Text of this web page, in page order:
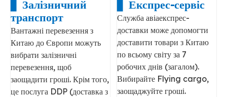
▋ Залізничний
транспорт
Вантажні перевезення з
Китаю до Європи можуть
вибрати залізничні
перевезення, щоб
заощадити гроші. Крім того,
це послуга DDP (доставка з
▋ Експрес-сервіс
Служба авіаекспрес-
доставки може допомогти
доставити товари з Китаю
по всьому світу за 7
робочих днів (загалом).
Вибирайте Flying cargo,
заощаджуйте гроші.